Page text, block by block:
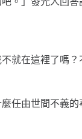
不就在這裡了嗎
麼任由世間不義